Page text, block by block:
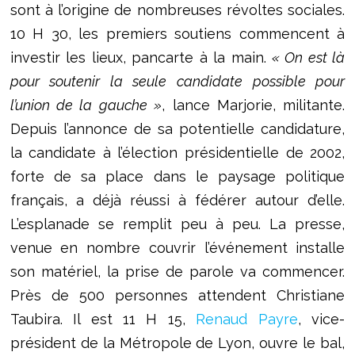
sont à l’origine de nombreuses révoltes sociales.
10 H 30, les premiers soutiens commencent à
investir les lieux, pancarte à la main. « On est là
pour soutenir la seule candidate possible pour
l’union de la gauche », lance Marjorie, militante.
Depuis l’annonce de sa potentielle candidature,
la candidate à l’élection présidentielle de 2002,
forte de sa place dans le paysage politique
français, a déjà réussi à fédérer autour d’elle.
L’esplanade se remplit peu à peu. La presse,
venue en nombre couvrir l’événement installe
son matériel, la prise de parole va commencer.
Près de 500 personnes attendent Christiane
Taubira. Il est 11 H 15, Renaud Payre, vice-
président de la Métropole de Lyon, ouvre le bal,